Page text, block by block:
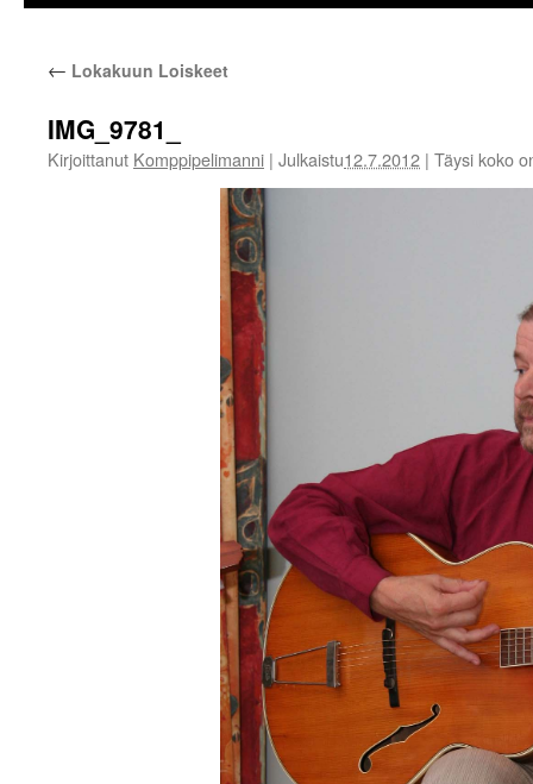
← Lokakuun Loiskeet
IMG_9781_
Kirjoittanut Komppipelimanni | Julkaistu12.7.2012 | Täysi koko